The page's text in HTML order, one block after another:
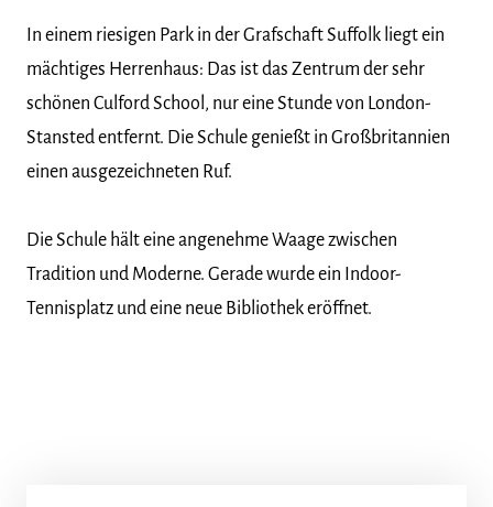
In einem riesigen Park in der Grafschaft Suffolk liegt ein
mächtiges Herrenhaus: Das ist das Zentrum der sehr
schönen Culford School, nur eine Stunde von London-
Stansted entfernt. Die Schule genießt in Großbritannien
einen ausgezeichneten Ruf.
Die Schule hält eine angenehme Waage zwischen
Tradition und Moderne. Gerade wurde ein Indoor-
Tennisplatz und eine neue Bibliothek eröffnet.